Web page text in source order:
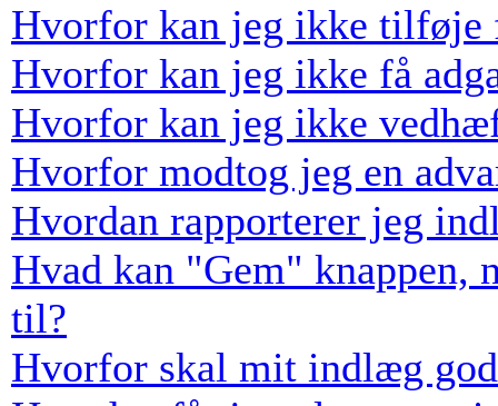
Hvorfor kan jeg ikke tilføje
Hvorfor kan jeg ikke få
Hvorfor kan jeg ikke
Hvorfor modtog jeg en
Hvordan rapporterer jeg
Hvad kan "Gem" knappen,
til?
Hvorfor skal mit indlæg